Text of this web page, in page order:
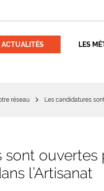
ACTUALITÉS LES
réseau Les candidatures
sont ouvertes
l’Artisanat